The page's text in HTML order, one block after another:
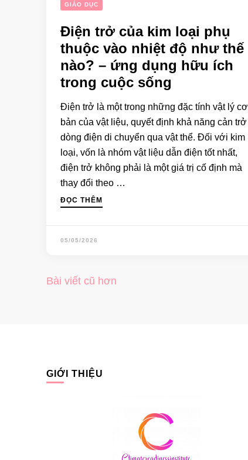
GIÁO DỤC
Điện trở của kim loại phụ
thuộc vào nhiệt độ như thế
nào? – ứng dụng hữu ích
trong cuộc sống
Điện trở là một trong những đặc tính vật lý cơ
bản của vật liệu, quyết định khả năng cản trở
dòng điện di chuyển qua vật thể. Đối với kim
loại, vốn là nhóm vật liệu dẫn điện tốt nhất,
điện trở không phải là một giá trị cố định mà
thay đổi theo …
ĐỌC THÊM
05/05/2026
Bài viết cũ hơn
GIỚI THIỆU